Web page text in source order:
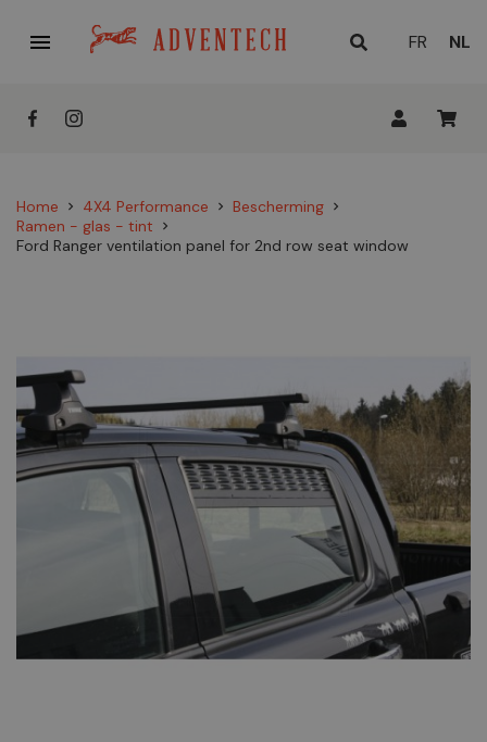
 FR NL
Home chevron_right 4X4 Performance chevron_right Bescherming chevron_right
Ramen - glas - tint chevron_right
Ford Ranger ventilation panel for 2nd row seat window